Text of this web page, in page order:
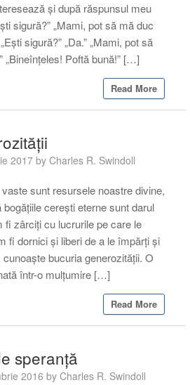
și după răspunsul meu
sigură?” „Mami, pot să mă duc
sigură?” „Da.” „Mami, pot să
„Bineînțeles! Poftă bună!” […]
Read More
2017 by Charles R. Swindoll
sunt resursele noastre divine,
cerești eterne sunt darul
fi zârciți cu lucrurile pe care le
fi dornici și liberi de a le împărți și
bucuria generozității. O
într-o mulțumire […]
Read More
speranță
2016 by Charles R. Swindoll